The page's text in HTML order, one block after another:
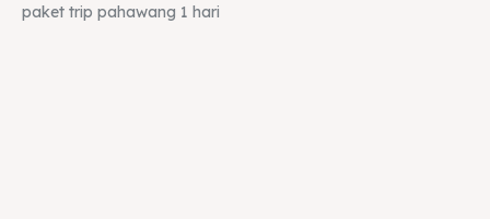
paket trip pahawang 1 hari